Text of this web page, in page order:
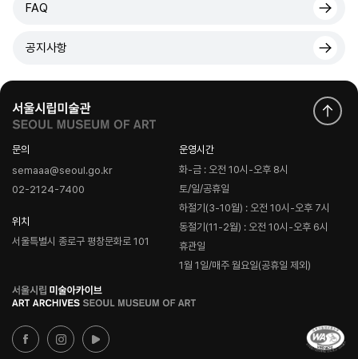
FAQ
공지사항
문의
semaaa@seoul.go.kr
02-2124-7400
위치
서울특별시 종로구 평창문화로 101
운영시간
화-금 : 오전 10시-오후 8시
토/일/공휴일
하절기(3-10월) : 오전 10시-오후 7시
동절기(11-2월) : 오전 10시-오후 6시
휴관일
1월 1일/매주 월요일(공휴일 제외)
로
고